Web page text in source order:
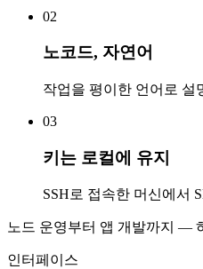
02
노코드, 자연어
작업을 평이한 언어로 설
03
키는 로컬에 유지
SSH로 접속한 머신에서
노드 운영부터 앱 개발까지 —
인터페이스